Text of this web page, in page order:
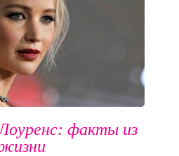
факты из